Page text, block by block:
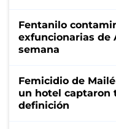
Fentanilo
exfuncionarias de
semana
Femicidio de
un hotel captaron
definición